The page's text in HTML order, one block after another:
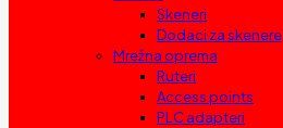
Skeneri
Dodaci za skenere
Mrežna oprema
Ruteri
Access points
PLC adapteri